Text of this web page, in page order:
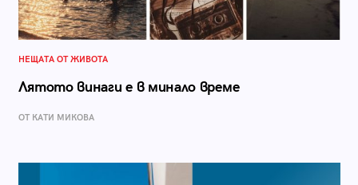
НЕЩАТА ОТ ЖИВОТА
Лятото винаги е в минало време
ОТ КАТИ МИКОВА